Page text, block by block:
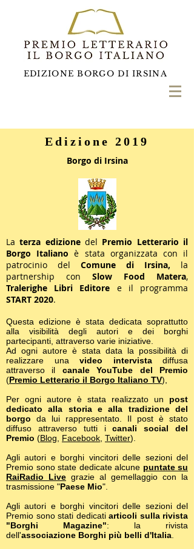
EDIZIONE BORGO DI IRSINA
Edizione 2019
Borgo di Irsina
Laterza edizionedel Premio Letterario il
Borgo Italiano è stata organizzata con il
patrocinio del Comune di Irsina, la
partnership con Slow Food Matera,
Tralerighe Libri Editore e il programma
START 2020.
Questa edizione è stata dedicata soprattutto
alla visibilità degli autori e dei borghi
partecipanti, attraverso varie iniziative.
Ad ogni autore è stata data la possibilità di
realizzare una video intervistadiffusa
attraverso il canale YouTube del Premio
(Premio Letterario il Borgo Italiano TV),
Per ogni autore è stata realizzato un post
dedicato alla storia e alla tradizione del
borgo da lui rappresentato. Il post è stato
diffuso attraverso tutti icanali social del
Premio (Blog Facebook Twitter).
Agli autori e borghi vincitori delle sezioni del
Premio sono state dedicate alcune puntate su
RaiRadio Live grazie al gemellaggio con la
trasmissione "Paese Mio".
Agli autori e borghi vincitori delle sezioni del
Premio sono stati dedicati articoli sulla rivista
"Borghi Magazine": la rivista
dell'associazione Borghi più belli d'Italia